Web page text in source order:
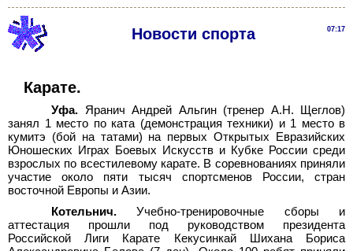
07:17
Новости спорта
Карате.
Уфа. Яранич Андрей Альгин (тренер А.Н. Щеглов)
занял 1 место по ката (демонстрация техники) и 1 место в
кумитэ (бой на татами) на первых Открытых Евразийских
Юношеских Играх Боевых Искусств и Кубке России среди
взрослых по всестилевому карате. В соревнованиях приняли
участие около пяти тысяч спортсменов России, стран
восточной Европы и Азии.
Котельнич.Учебно-тренировочные сборы и
аттестация прошли под руководством президента
Российской Лиги Карате Кекусинкай Шихана Бориса